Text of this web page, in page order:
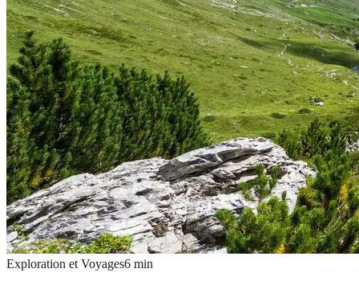
Exploration et Voyages6 min